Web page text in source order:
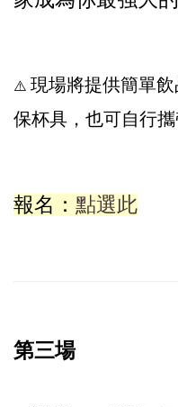
⚠️ 現場將提供簡單
保杯具，也可自行攜
報名： 點選此
第三場